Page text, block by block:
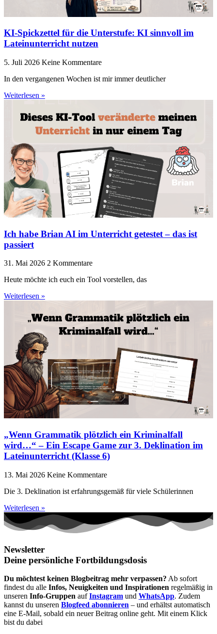
KI-Spickzettel für die Unterstufe: KI sinnvoll im
Lateinunterricht nutzen
5. Juli 2026 Keine Kommentare
In den vergangenen Wochen ist mir immer deutlicher
Weiterlesen »
Ich habe Brian AI im Unterricht getestet – das ist
passiert
31. Mai 2026 2 Kommentare
Heute möchte ich euch ein Tool vorstellen, das
Weiterlesen »
„Wenn Grammatik plötzlich ein Kriminalfall
wird…“ – Ein Escape Game zur 3. Deklination im
Lateinunterricht (Klasse 6)
13. Mai 2026 Keine Kommentare
Die 3. Deklination ist erfahrungsgemäß für viele Schülerinnen
Weiterlesen »
Newsletter
Deine persönliche Fortbildungsdosis
Du möchtest keinen Blogbeitrag mehr verpassen? Ab sofort
findest du alle Infos, Neuigkeiten und Inspirationen regelmäßig in
unseren Info-Gruppen aufInstagram und WhatsApp. Zudem
kannst du unseren Blogfeed abonnieren – und erhältst automatisch
eine E-Mail, sobald ein neuer Beitrag online geht. Mit einem Klick
bist du dabei